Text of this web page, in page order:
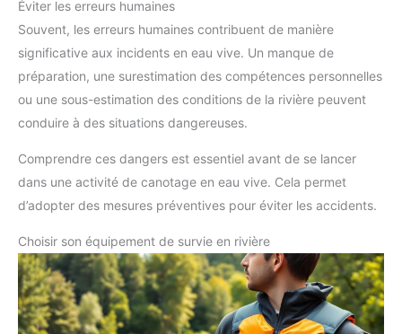
Éviter les erreurs humaines
Souvent, les erreurs humaines contribuent de manière
significative aux incidents en eau vive. Un manque de
préparation, une surestimation des compétences personnelles
ou une sous-estimation des conditions de la rivière peuvent
conduire à des situations dangereuses.
Comprendre ces dangers est essentiel avant de se lancer
dans une activité de canotage en eau vive. Cela permet
d’adopter des mesures préventives pour éviter les accidents.
Choisir son équipement de survie en rivière